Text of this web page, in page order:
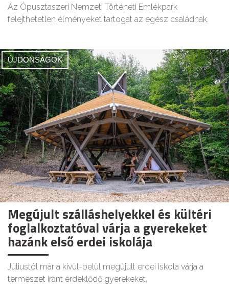
Az Ópusztaszeri Nemzeti Történeti Emlékpark
felejthetetlen élményeket tartogat az egész családnak.
ÚJDONSÁGOK
Megújult szálláshelyekkel és kültéri
foglalkoztatóval várja a gyerekeket
hazánk első erdei iskolája
Júliustól már a kívül-belül megújult erdei iskola várja a
természet iránt érdeklődő gyerekeket.